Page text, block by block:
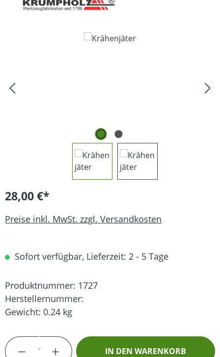
Bildergalerie überspringen
28,00 €*
Preise inkl. MwSt. zzgl. Versandkosten
Sofort verfügbar, Lieferzeit: 2 - 5 Tage
Produktnummer: 1727
Herstellernummer:
Gewicht: 0.24 kg
Produkt Anzahl: Gib den gewünschten
IN DEN WARENKORB